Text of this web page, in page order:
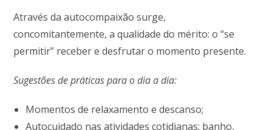
Através da autocompaixão surge,
concomitantemente, a qualidade do mérito: o “se
permitir” receber e desfrutar o momento presente.
Sugestões de práticas para o dia a dia:
Momentos de relaxamento e descanso;
Autocuidado nas atividades cotidianas: banho,